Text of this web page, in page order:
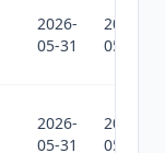
2026-
05-31
2026-
05-31
2026-
05-31
2026-
05-31